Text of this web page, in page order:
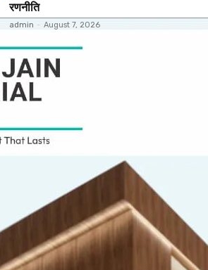
रणनीति
admin - August 7, 2026